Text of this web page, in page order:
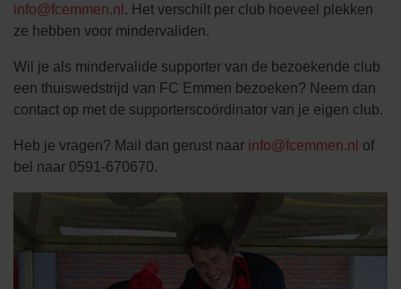
info@fcemmen.nl . Het verschilt per club hoeveel plekken
ze hebben voor mindervaliden.
Wil je als mindervalide supporter van de bezoekende club
een thuiswedstrijd van FC Emmen bezoeken? Neem dan
contact op met de supporterscoördinator van je eigen club.
Heb je vragen? Mail dan gerust naar info@fcemmen.nl of
bel naar 0591-670670.